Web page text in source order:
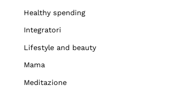
Healthy spending
Integratori
Lifestyle and beauty
Mama
Meditazione